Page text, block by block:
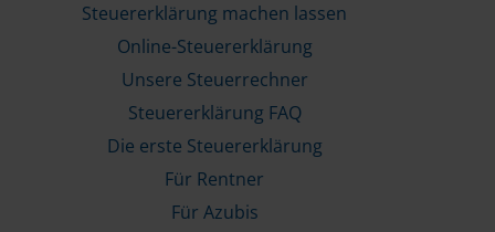
Steuererklärung machen lassen
Online-Steuererklärung
Unsere Steuerrechner
Steuererklärung FAQ
Die erste Steuererklärung
Für Rentner
Für Azubis